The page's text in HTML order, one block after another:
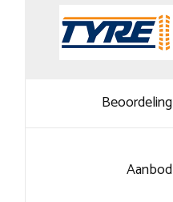
Beoordeling
Aanbod